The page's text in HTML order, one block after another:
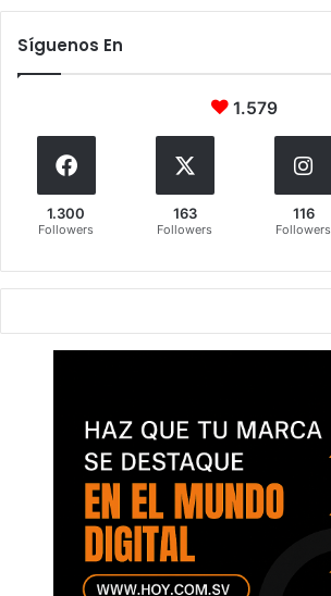
Síguenos En
1.579
1.300
Followers
163
Followers
116
Followers